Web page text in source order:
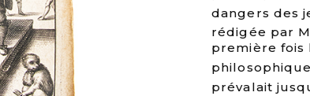
dangers des
rédigée par
première fois
prévalait